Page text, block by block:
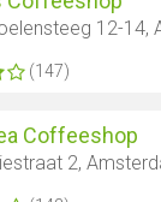
12-14,
(147)
Coffeeshop
2,